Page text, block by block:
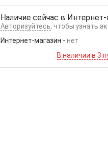
Наличие сейчас в Интернет-
Авторизуйтесь, чтобы узнать
Интернет-магазин - нет
В наличии в 3